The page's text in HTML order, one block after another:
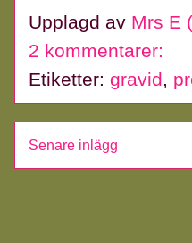
Upplagd av Mrs E
2 kommentarer:
Etiketter: gravid
Senare inlägg